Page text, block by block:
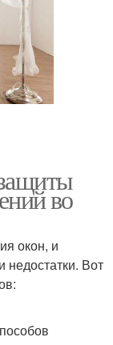
во
окон, и
недостатки. Вот